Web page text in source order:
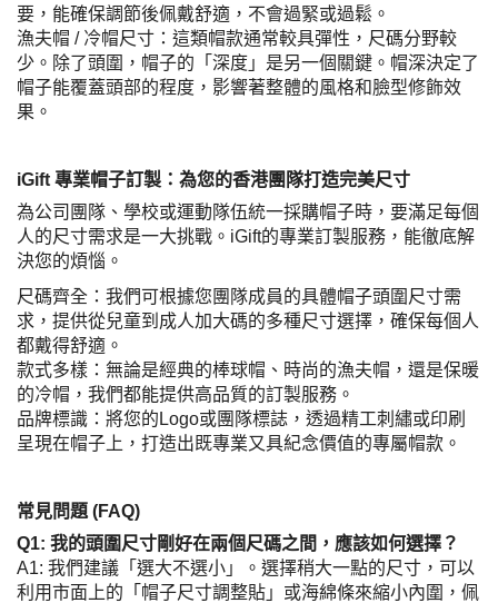
要，能確保調節後佩戴舒適，不會過緊或過鬆。
漁夫帽 / 冷帽尺寸：這類帽款通常較具彈性，尺碼分野較
少。除了頭圍，帽子的「深度」是另一個關鍵。帽深決定了
帽子能覆蓋頭部的程度，影響著整體的風格和臉型修飾效
果。
iGift 專業帽子訂製：為您的香港團隊打造完美尺寸
為公司團隊、學校或運動隊伍統一採購帽子時，要滿足每個
人的尺寸需求是一大挑戰。iGift的專業訂製服務，能徹底解
決您的煩惱。
尺碼齊全：我們可根據您團隊成員的具體帽子頭圍尺寸需
求，提供從兒童到成人加大碼的多種尺寸選擇，確保每個人
都戴得舒適。
款式多樣：無論是經典的棒球帽、時尚的漁夫帽，還是保暖
的冷帽，我們都能提供高品質的訂製服務。
品牌標識：將您的Logo或團隊標誌，透過精工刺繡或印刷
呈現在帽子上，打造出既專業又具紀念價值的專屬帽款。
常見問題 (FAQ)
Q1: 我的頭圍尺寸剛好在兩個尺碼之間，應該如何選擇？
A1: 我們建議「選大不選小」。選擇稍大一點的尺寸，可以
利用市面上的「帽子尺寸調整貼」或海綿條來縮小內圍，佩